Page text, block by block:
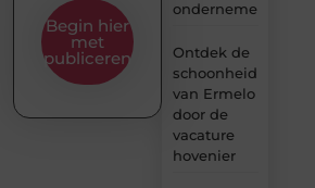
ondernemers
Ontdek de
schoonheid
van Ermelo
door de
vacature
hovenier
Begin hier
met
publiceren